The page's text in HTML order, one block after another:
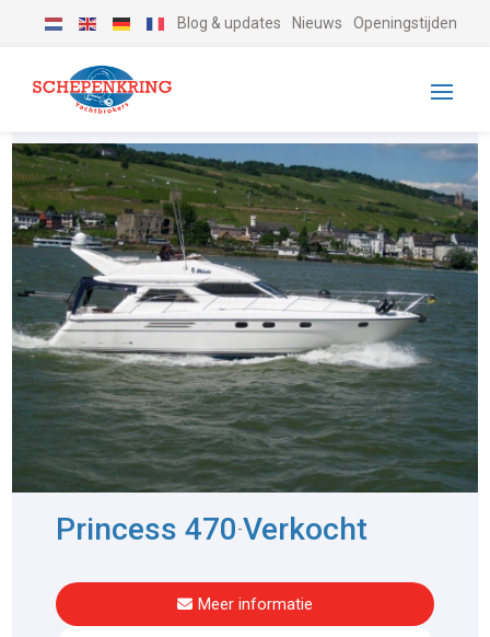
Blog & updates Nieuws Openingstijden
Princess 470-Verkocht
Meer informatie